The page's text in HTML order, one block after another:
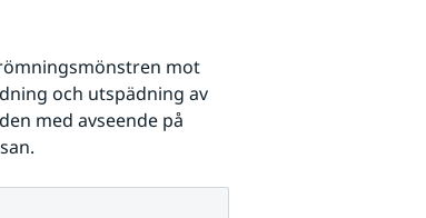
mot
och utspädning av
med avseende på